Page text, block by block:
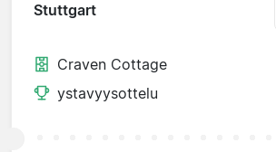
Stuttgart
Craven Cottage
ystavyysottelu